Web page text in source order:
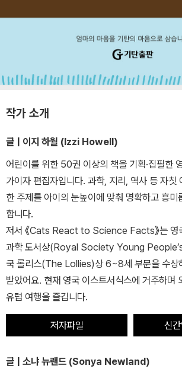
작가 소개
글 | 이지 하월 (Izzi Howell)
어린이를 위한 50권 이상의 책을 기획·집필한
가이자 편집자입니다. 과학, 지리, 역사 등 자칫
한 주제를 아이의 눈높이에 맞춰 명확하고 흥미
합니다.
저서 《Cats React to Science Facts》는 영
과학 도서상(Royal Society Young
국 롤리스(The Lollies)상 6~8세 부문을 수상
받았어요. 현재 영국 이스트서식스에 거주하며
유럽 여행을 즐깁니다.
저자파일 신
글 | 소냐 뉴랜드 (Sonya Newland)